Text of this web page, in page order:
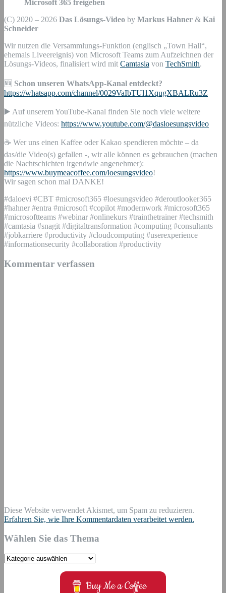
Microsoft 365 freigeben
(C) 2020 – 2026 Das Lösungs-Video by Markus Hahner & Kai
Schneider
Wir nutzen die Versammlungs-Funktion (englisch „Town Hall“,
ehemals Liveereignis) von Microsoft Teams zum Aufzeichnen der
Lösungs-Videos, finalisiert wird mit Camtasia von TechSmith.
🆕 Schon unseren WhatsApp-Kanal entdeckt?
https://whatsapp.com/channel/0029VaIbTUl1XqugXBALRu3Z
▶️ Auf unserem YouTube-Kanal finden Sie noch viele weitere
nützliche Videos: https://www.youtube.com/@dasloesungsvideo
☕ Wer uns einen Kaffee oder Kakao spendieren möchte – da
das/die Video(s) gefallen -, wir alle können es gebrauchen (machen
die Nachtschichten irgendwie angenehmer):
https://www.buymeacoffee.com/loesungsvideo!
Wir sagen schon mal DANKE!
#daloevi #CBT #microsoft365 #loesungsvideo #deroutlooker365
#hahner #entra #microsoft #copilot #modernwork #microsoft365
#microsoftteams #webinar #onlinekurs #trainthetrainer #techsmith
#camtasia #snagit #digitaltransformation #computing #consultants
#jobkarriere #productivity #cloudcomputing #userexperience
#informationsecurity #collaboration #productivity
Kommentar verfassen
Diese Website verwendet Akismet, um Spam zu reduzieren.
Erfahren Sie, wie Ihre Kommentardaten verarbeitet werden.
Wählen Sie das Thema
Wählen
Buy Me a Coffee